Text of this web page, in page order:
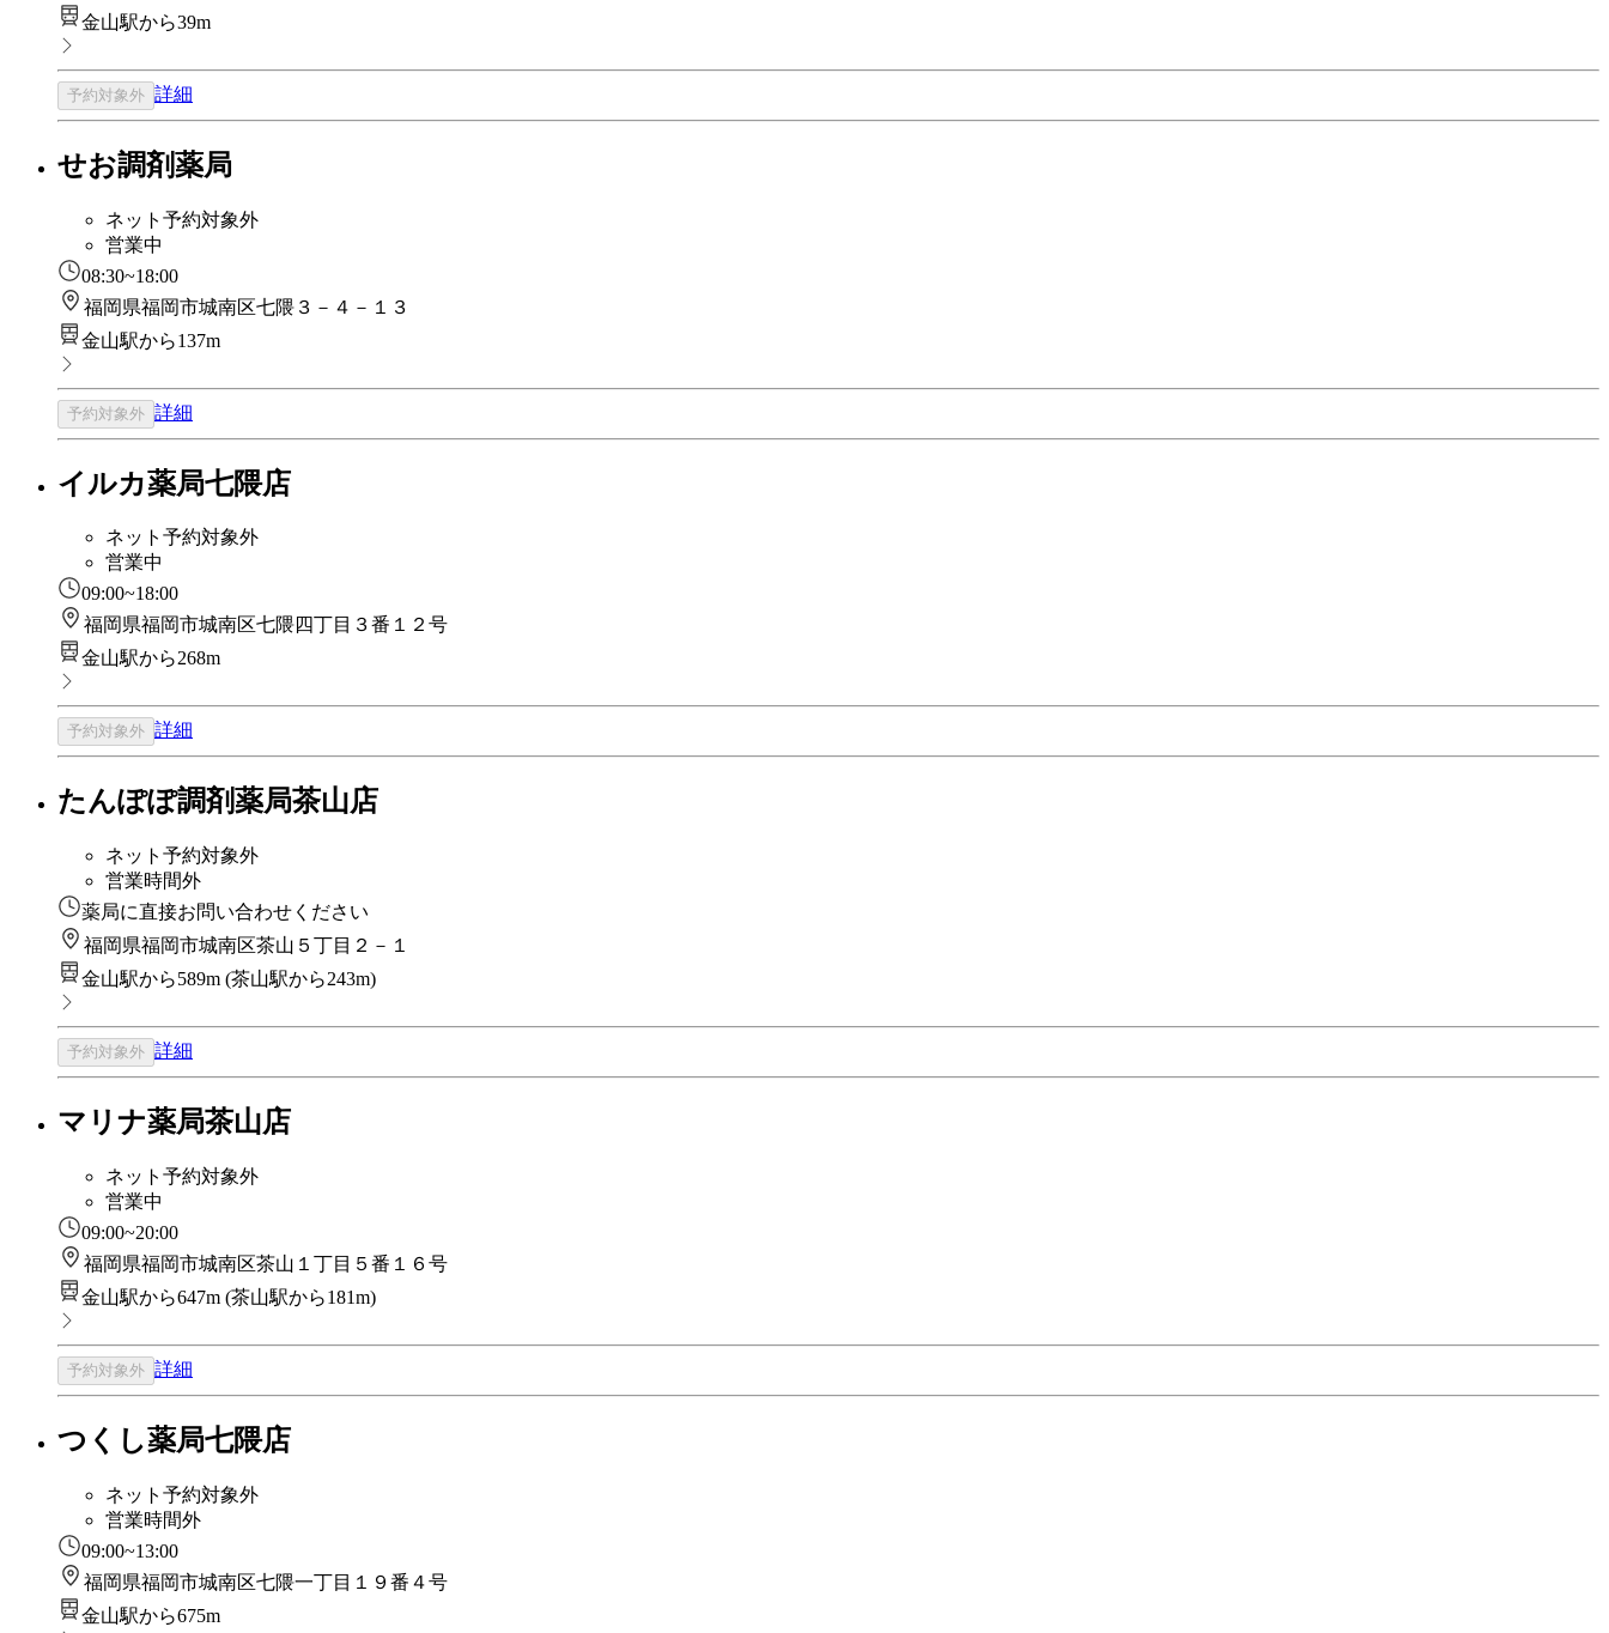
金山駅から39m
予約対象外 詳細
せお調剤薬局
ネット予約対象外
営業中
08:30~18:00
福岡県福岡市城南区七隈３－４－１３
金山駅から137m
予約対象外 詳細
イルカ薬局七隈店
ネット予約対象外
営業中
09:00~18:00
福岡県福岡市城南区七隈四丁目３番１２号
金山駅から268m
予約対象外 詳細
たんぽぽ調剤薬局茶山店
ネット予約対象外
営業時間外
薬局に直接お問い合わせください
福岡県福岡市城南区茶山５丁目２－１
金山駅から589m (茶山駅から243m)
予約対象外 詳細
マリナ薬局茶山店
ネット予約対象外
営業中
09:00~20:00
福岡県福岡市城南区茶山１丁目５番１６号
金山駅から647m (茶山駅から181m)
予約対象外 詳細
つくし薬局七隈店
ネット予約対象外
営業時間外
09:00~13:00
福岡県福岡市城南区七隈一丁目１９番４号
金山駅から675m